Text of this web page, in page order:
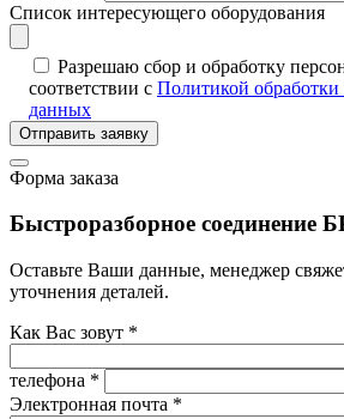
Список интересующего оборудования
Разрешаю сбор и обработку
соответствии с Политикой
данных
Отправить заявку
Форма заказа
Быстроразборное соединение
Оставьте Ваши данные, менеджер
уточнения деталей.
Как Вас зовут *
телефона *
Электронная почта *